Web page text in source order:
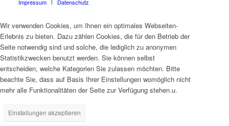
Impressum
Datenschutz
Wir verwenden Cookies, um Ihnen ein optimales Webseiten-
Erlebnis zu bieten. Dazu zählen Cookies, die für den Betrieb der
Seite notwendig sind und solche, die lediglich zu anonymen
Statistikzwecken benutzt werden. Sie können selbst
entscheiden, welche Kategorien Sie zulassen möchten. Bitte
beachte Sie, dass auf Basis Ihrer Einstellungen womöglich nicht
mehr alle Funktionalitäten der Seite zur Verfügung stehen.u.
Einstellungen akzeptieren